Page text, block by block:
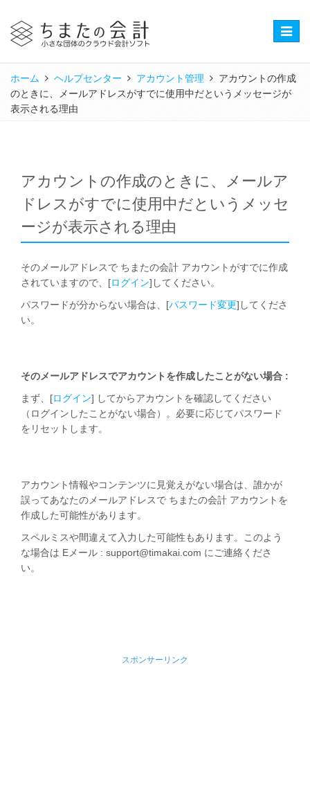
Toggle
ホーム ヘルプセンター アカウント管理
アカウントの作成
のときに、メールアドレスがすでに使用中だというメッセージが
表示される理由
アカウントの作成のときに、メールア
ドレスがすでに使用中だというメッセ
ージが表示される理由
そのメールアドレスで ちまたの会計 アカウントがすでに作成
されていますので、[ログイン]してください。
パスワードが分からない場合は、[パスワード変更]してくださ
い。
そのメールアドレスでアカウントを作成したことがない場合 :
まず、[ログイン] してからアカウントを確認してください
（ログインしたことがない場合）。必要に応じてパスワード
をリセットします。
アカウント情報やコンテンツに見覚えがない場合は、誰かが
誤ってあなたのメールアドレスで ちまたの会計 アカウントを
作成した可能性があります。
スペルミスや間違えて入力した可能性もあります。このよう
な場合は Eメール : support@timakai.com にご連絡くださ
い。
スポンサーリンク